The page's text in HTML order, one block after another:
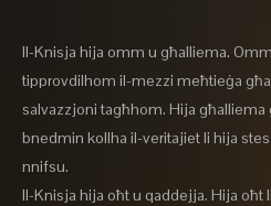
Il-Knisja hija omm u għalliema.
tipprovdilhom il-mezzi meħtieġa
salvazzjoni tagħhom. Hija għalliema
bnedmin kollha il-veritajiet li hija
nnifsu.
Il-Knisja hija oħt u qaddejja. Hija